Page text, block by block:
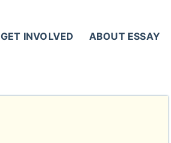
GET INVOLVED ABOUT ESSAY